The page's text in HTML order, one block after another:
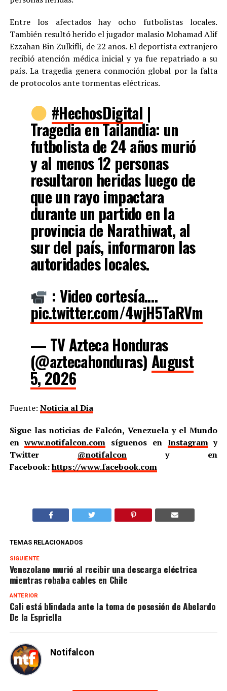
Entre los afectados hay ocho futbolistas locales.
También resultó herido el jugador malasio Mohamad Alif
Ezzahan Bin Zulkifli, de 22 años. El deportista extranjero
recibió atención médica inicial y ya fue repatriado a su
país. La tragedia genera conmoción global por la falta
de protocolos ante tormentas eléctricas.
#HechosDigital |
Tragedia en Tailandia: un
futbolista de 24 años murió
y al menos 12 personas
resultaron heridas luego de
que un rayo impactara
durante un partido en la
provincia de Narathiwat, al
sur del país, informaron las
autoridades locales.
: Video cortesía.…
pic.twitter.com/4wjH5TaRVm
— TV Azteca Honduras
(@aztecahonduras) August
5, 2026
Fuente: Noticia al Dia
Sigue las noticias de Falcón, Venezuela y el Mundo
enwww.notifalcon.com síguenos en Instagramy
Twitter @notifalcony en
Facebook:https://www.facebook.com
TEMAS RELACIONADOS
SIGUIENTE
Venezolano murió al recibir una descarga eléctrica
mientras robaba cables en Chile
ANTERIOR
Cali está blindada ante la toma de posesión de Abelardo
De la Espriella
Notifalcon